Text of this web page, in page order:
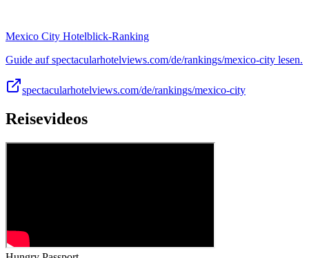
Mexico City Hotelblick-Ranking
Guide auf spectacularhotelviews.com/de/rankings/mexico-city lesen.
spectacularhotelviews.com/de/rankings/mexico-city
Reisevideos